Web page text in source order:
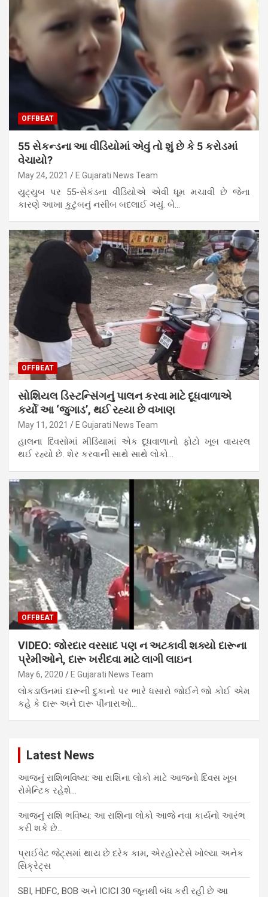
OFFBEAT
55 સેકન્ડના આ વીડિયોમાં એવું તો શું છે કે 5 કરોડમાં
વેચાયો?
May 24, 2021 E Gujarati News Team
યુટ્યુબ પર 55-સેકંડના વીડિયોએ એવી ધૂમ મચાવી છે જેના
કારણે આખા કુટુંબનું નસીબ બદલાઈ ગયું. બે…
OFFBEAT
સોશિયલ ડિસ્ટન્સિંગનું પાલન કરવા માટે દૂધવાળાએ
કર્યો આ ‘જુગાડ’, થઈ રહ્યા છે વખાણ
May 11, 2021 E Gujarati News Team
હાલના દિવસોમાં મીડિયામાં એક દૂધવાળાનો ફોટો ખૂબ વાયરલ
થઈ રહ્યો છે. શેર કરવાની સાથે સાથે લોકો…
OFFBEAT
VIDEO: જોરદાર વરસાદ પણ ન અટકાવી શક્યો દારૂના
પ્રેમીઓને, દારૂ ખરીદવા માટે લાગી લાઇન
May 6, 2020 E Gujarati News Team
લોકડાઉનમાં દારૂની દુકાનો પર ભારે ધસારો જોઈને જો કોઈ એમ
કહે કે દારૂ અને દારૂ પીનારાઓ…
Latest News
આજનું રાશિભવિષ્ય: આ રાશિના લોકો માટે આજનો દિવસ ખૂબ
રોમેન્ટિક રહેશે…
આજનું રાશિ ભવિષ્ય: આ રાશિના લોકો આજે નવા કાર્યનો આરંભ
કરી શકે છે…
પ્રાઈવેટ જેટ્સમાં થાય છે દરેક કામ, એરહોસ્ટેસે ખોલ્યા અનેક
સિક્રેટ્સ
SBI, HDFC, BOB અને ICICI 30 જૂનથી બંધ કરી રહી છે આ